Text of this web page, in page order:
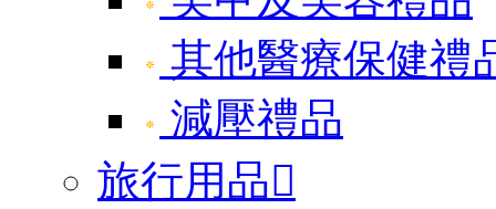
其他醫療保健禮
減壓禮品
旅行用品